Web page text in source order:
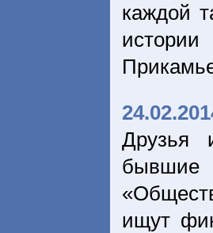
каждой
Друзья
бывшие
ищут